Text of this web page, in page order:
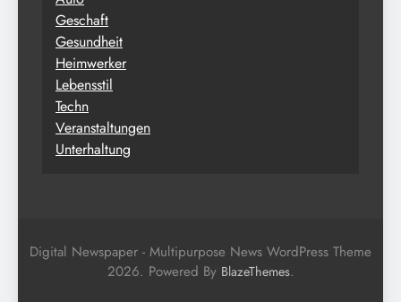
Geschaft
Gesundheit
Heimwerker
Lebensstil
Techn
Veranstaltungen
Unterhaltung
Digital Newspaper - Multipurpose News WordPress Theme
2026. Powered By BlazeThemes.